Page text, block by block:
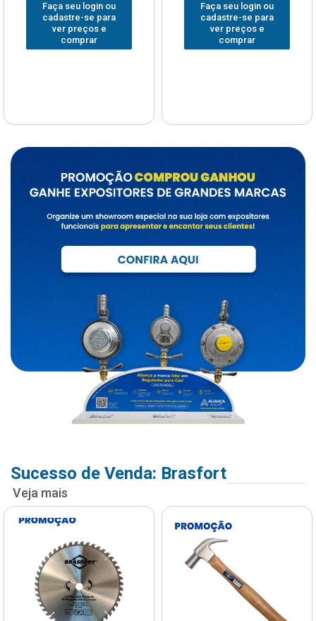
Faça seu login ou
cadastre-se para
ver preços e
comprar
Faça seu login ou
cadastre-se para
ver preços e
comprar
Sucesso de Venda: Brasfort
Veja mais